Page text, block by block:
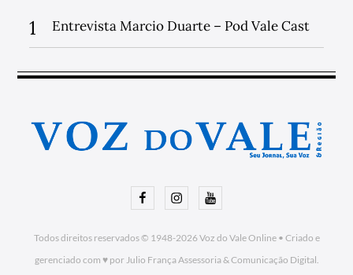
1 Entrevista Marcio Duarte – Pod Vale Cast
FacebookInstagramYoutube
Todos direitos reservados © 1948-2026Voz do Vale Online• Criado e
gerenciado com ♥ por Julio França Assessoria& Comunicação Digital.